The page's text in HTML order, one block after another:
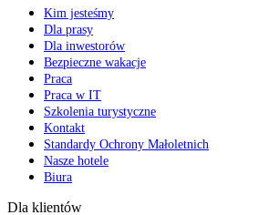
Kim jesteśmy
Dla prasy
Dla inwestorów
Bezpieczne wakacje
Praca
Praca w IT
Szkolenia turystyczne
Kontakt
Standardy Ochrony Małoletnich
Nasze hotele
Biura
Dla klientów